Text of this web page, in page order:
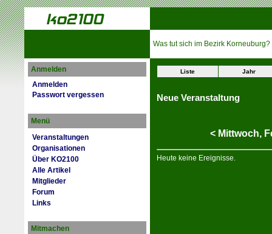
Was tut sich im Bezirk Korneuburg?
Anmelden
Anmelden
Passwort vergessen
Menü
Veranstaltungen
Organisationen
Über KO2100
Alle Artikel
Mitglieder
Forum
Links
Mitmachen
Liste Jahr
Neue Veranstaltung
<Mittwoch,
Heute keine Ereignisse.